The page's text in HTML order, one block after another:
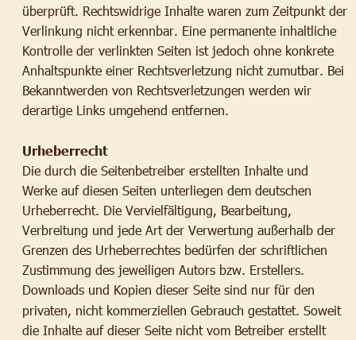
überprüft. Rechtswidrige Inhalte waren zum Zeitpunkt der
Verlinkung nicht erkennbar. Eine permanente inhaltliche
Kontrolle der verlinkten Seiten ist jedoch ohne konkrete
Anhaltspunkte einer Rechtsverletzung nicht zumutbar. Bei
Bekanntwerden von Rechtsverletzungen werden wir
derartige Links umgehend entfernen.
Urheberrecht
Die durch die Seitenbetreiber erstellten Inhalte und
Werke auf diesen Seiten unterliegen dem deutschen
Urheberrecht. Die Vervielfältigung, Bearbeitung,
Verbreitung und jede Art der Verwertung außerhalb der
Grenzen des Urheberrechtes bedürfen der schriftlichen
Zustimmung des jeweiligen Autors bzw. Erstellers.
Downloads und Kopien dieser Seite sind nur für den
privaten, nicht kommerziellen Gebrauch gestattet. Soweit
die Inhalte auf dieser Seite nicht vom Betreiber erstellt